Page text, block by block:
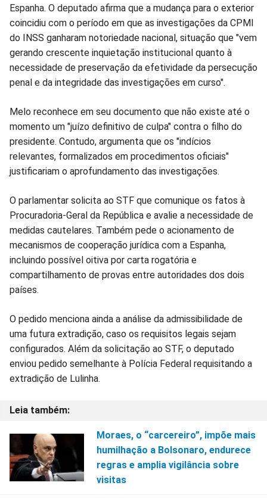
Espanha. O deputado afirma que a mudança para o exterior
coincidiu com o período em que as investigações da CPMI
do INSS ganharam notoriedade nacional, situação que "vem
gerando crescente inquietação institucional quanto à
necessidade de preservação da efetividade da persecução
penal e da integridade das investigações em curso".
Melo reconhece em seu documento que não existe até o
momento um "juízo definitivo de culpa" contra o filho do
presidente. Contudo, argumenta que os "indícios
relevantes, formalizados em procedimentos oficiais"
justificariam o aprofundamento das investigações.
O parlamentar solicita ao STF que comunique os fatos à
Procuradoria-Geral da República e avalie a necessidade de
medidas cautelares. Também pede o acionamento de
mecanismos de cooperação jurídica com a Espanha,
incluindo possível oitiva por carta rogatória e
compartilhamento de provas entre autoridades dos dois
países.
O pedido menciona ainda a análise da admissibilidade de
uma futura extradição, caso os requisitos legais sejam
configurados. Além da solicitação ao STF, o deputado
enviou pedido semelhante à Polícia Federal requisitando a
extradição de Lulinha.
Moraes, o “carcereiro”, impõe mais
humilhação a Bolsonaro, endurece
regras e amplia vigilância sobre
visitas